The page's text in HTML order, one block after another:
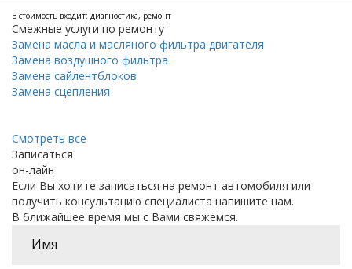
В стоимость входит: диагностика, ремонт
Смежные услуги по ремонту
Замена масла и масляного фильтра двигателя
Замена воздушного фильтра
Замена сайлентблоков
Замена сцепления
Смотреть все
Записаться
он-лайн
Если Вы хотите записаться на ремонт автомобиля или
получить консультацию специалиста напишите нам.
В ближайшее время мы с Вами свяжемся.